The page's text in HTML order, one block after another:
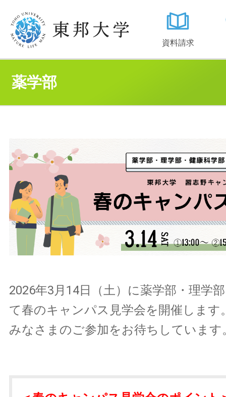
資料請求
薬学部
2026年3月14日（土）に薬学部・理学
て春のキャンパス見学会を開催します
みなさまのご参加をお待ちしています